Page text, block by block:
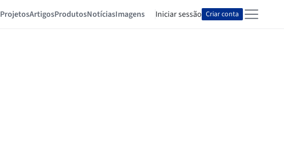
ProjetosArtigosProdutosNotíciasImagens Iniciar sessão Criar conta